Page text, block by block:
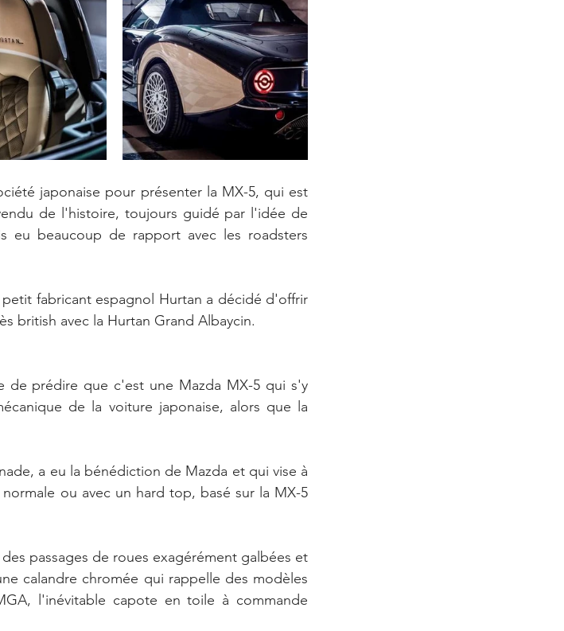
japonaise pour présenter la MX-5, qui est
de l'histoire, toujours guidé par l'idée de
eu beaucoup de rapport avec les roadsters
fabricant espagnol Hurtan a décidé d'offrir
british avec la Hurtan Grand Albaycin.
de prédire que c'est une Mazda MX-5 qui s'y
de la voiture japonaise, alors que la
a eu la bénédiction de Mazda et qui vise à
ou avec un hard top, basé sur la MX-5
passages de roues exagérément galbées et
calandre chromée qui rappelle des modèles
l'inévitable capote en toile à commande